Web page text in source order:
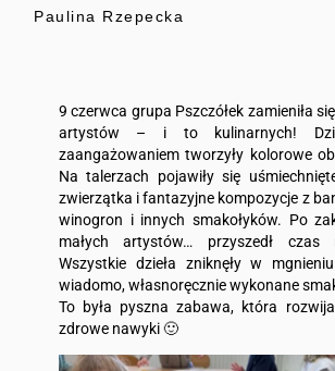
Paulina Rzepecka
9 czerwca grupa Pszczółek zamieniła
artystów – i to kulinarnych!
zaangażowaniem tworzyły kolorowe
Na talerzach pojawiły się
zwierzątka i fantazyjne kompozycje z
winogron i innych smakołyków. Po
małych artystów… przyszedł czas
Wszystkie dzieła zniknęły w
wiadomo, własnoręcznie wykonane
To była pyszna zabawa, która
zdrowe nawyki 🙂